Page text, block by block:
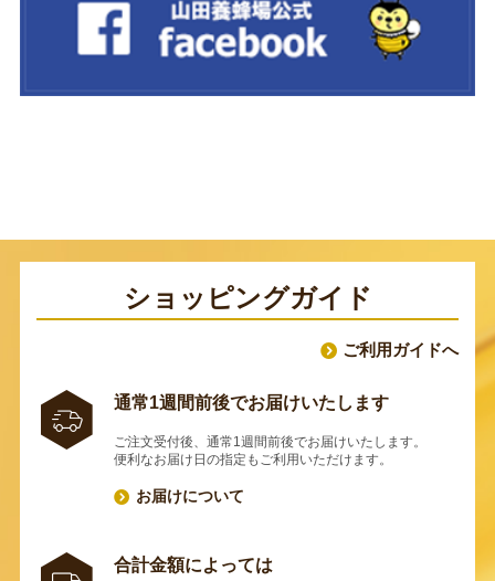
ショッピングガイド
ご利用ガイドへ
通常1週間前後でお届けいたします
ご注文受付後、通常1週間前後でお届けいたします。
便利なお届け日の指定もご利用いただけます。
お届けについて
合計金額によっては